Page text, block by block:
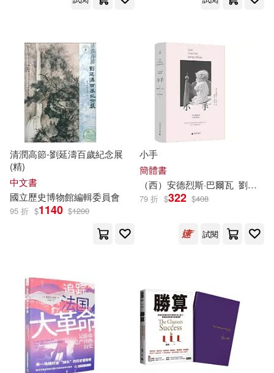
清潤高節-劉延濤百歲紀念展
(精)
中文書
國立歷史博物館編輯委員會
95 折 $1140 $1200
小手
簡體書
（西）安德烈斯·巴爾瓦 劉潤
79 折 $322 $408
試閱